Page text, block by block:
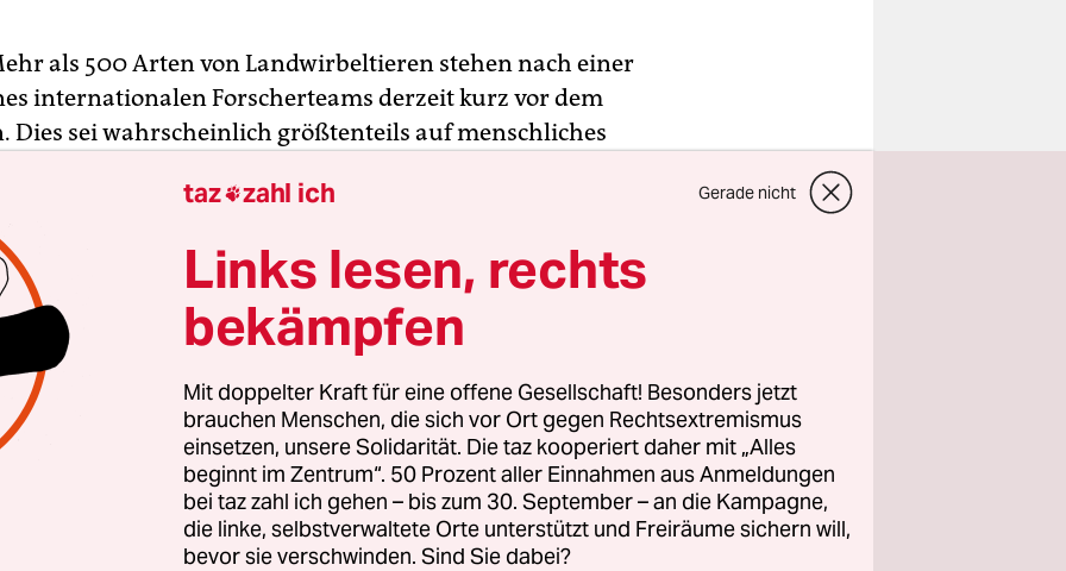
als 500 Arten von Landwirbeltieren stehen nach einer
internationalen Forscherteams derzeit kurz vor dem
Dies sei wahrscheinlich größtenteils auf menschliches
Autonomen Universität Mexikos (Unam) in den
der Nationalen Akademie der Wissenschaften der USA
seine zwei US-amerikanischen Co-Autoren erfassten 515
jeweils nur noch weniger als 1.000 Individuen
seien rund 1,7 Prozent der 29.400 untersuchten
Arten. Unter den akut gefährdeten Spezies sind
das Sumatra-Nashorn (Dicerorhinus sumatrensis), der
(Atelopus varius), der Clariónzaunkönig
tanneri) und der Buntbock (Damaliscus pygargus). 335 der
taz zahl ich Gerade nicht
Links lesen, rechts
bekämpfen
Mit doppelter Kraft für eine offene Gesellschaft! Besonders jetzt
brauchen Menschen, die sich vor Ort gegen Rechtsextremismus
einsetzen, unsere Solidarität. Die taz kooperiert daher mit „Alles
beginnt im Zentrum“. 50 Prozent aller Einnahmen aus Anmeldungen
bei taz zahl ich gehen – bis zum 30. September – an die Kampagne,
die linke, selbstverwaltete Orte unterstützt und Freiräume sichern will,
bevor sie verschwinden. Sind Sie dabei?